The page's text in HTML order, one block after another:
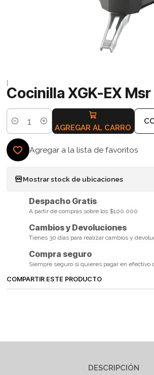
|
Cocinilla XGK-EX Msr
Cantidad AGREGAR AL CARRO
Agregar a la lista de favoritos
Mostrar stock de ubicaciones
Despacho Gratis
A partir de compras sobre los $100.000
Cambios y Devoluciones
Tienes 30 días para realizar cambios y
Compra seguro
Siempre seguro si quieres pagar en efectivo
COMPARTIR ESTE PRODUCTO
DESCRIPCIÓN